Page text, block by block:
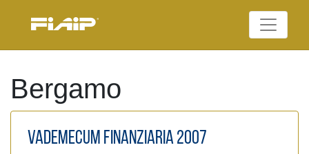
Federazione Italiana
Bergamo
VADEMECUM FINANZIARIA 2007